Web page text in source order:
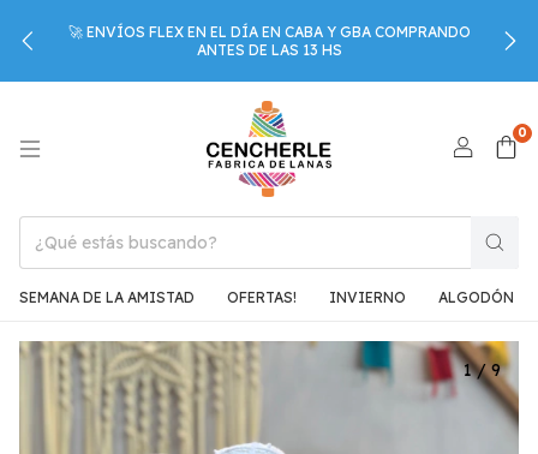
🚀 ENVÍOS FLEX EN EL DÍA EN CABA Y GBA COMPRANDO
ANTES DE LAS 13 HS
0
SEMANA DE LA AMISTAD OFERTAS! INVIERNO ALGODÓN
1/9